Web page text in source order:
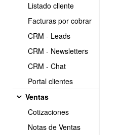
Listado cliente
Facturas por cobrar
CRM - Leads
CRM - Newsletters
CRM - Chat
Portal clientes
Ventas
Cotizaciones
Notas de Ventas